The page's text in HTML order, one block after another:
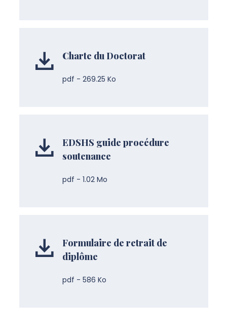
Charte du Doctorat
pdf - 269.25 Ko
EDSHS guide procédure
soutenance
pdf - 1.02 Mo
Formulaire de retrait de
diplôme
pdf - 586 Ko